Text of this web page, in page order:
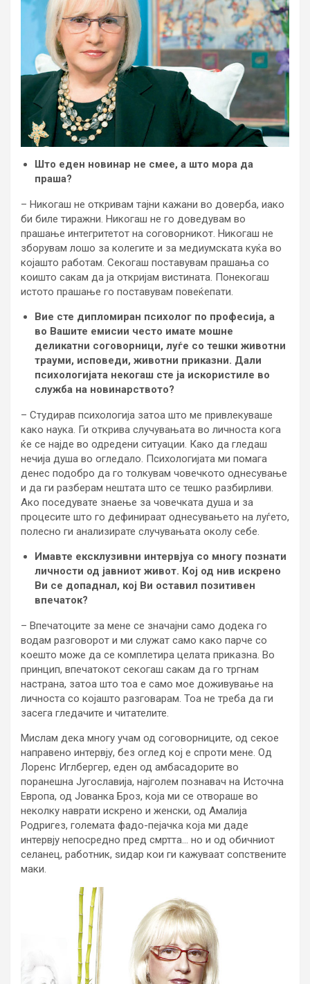
Што еден новинар не смее, а што мора да
праша?
– Никогаш не откривам тајни кажани во доверба, иако
би биле тиражни. Никогаш не го доведувам во
прашање интегритетот на соговорникот. Никогаш не
зборувам лошо за колегите и за медиумската куќа во
којашто работам. Секогаш поставувам прашања со
коишто сакам да ја откријам вистината. Понекогаш
истото прашање го поставувам повеќепати.
Вие сте дипломиран психолог по професија, а
во Вашите емисии често имате мошне
деликатни соговорници, луѓе со тешки животни
трауми, исповеди, животни приказни. Дали
психологијата некогаш сте ја искористиле во
служба на новинарството?
– Студирав психологија затоа што ме привлекуваше
како наука. Ги открива случувањата во личноста кога
ќе се најде во одредени ситуации. Како да гледаш
нечија душа во огледало. Психологијата ми помага
денес подобро да го толкувам човечкото однесување
и да ги разберам нештата што се тешко разбирливи.
Ако поседувате знаење за човечката душа и за
процесите што го дефинираат однесувањето на луѓето,
полесно ги анализирате случувањата околу себе.
Имавте ексклузивни интервјуа со многу познати
личности од јавниот живот. Кој од нив искрено
Ви се допаднал, кој Ви оставил позитивен
впечаток?
– Впечатоците за мене се значајни само додека го
водам разговорот и ми служат само како парче со
коешто може да се комплетира целата приказна. Во
принцип, впечатокот секогаш сакам да го тргнам
настрана, затоа што тоа е само мое доживување на
личноста со којашто разговарам. Тоа не треба да ги
засега гледачите и читателите.
Мислам дека многу учам од соговорниците, од секое
направено интервју, без оглед кој е спроти мене. Од
Лоренс Иглбергер, еден од амбасадорите во
поранешна Југославија, најголем познавач на Источна
Европа, од Јованка Броз, која ми се отвораше во
неколку наврати искрено и женски, од Амалија
Родригез, големата фадо-пејачка која ми даде
интервју непосредно пред смртта… но и од обичниот
селанец, работник, ѕидар кои ги кажуваат сопствените
маки.